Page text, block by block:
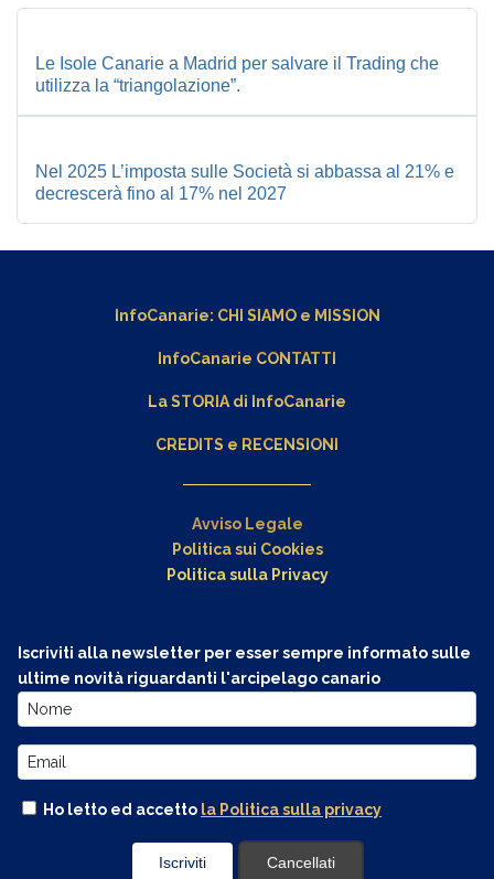
Le Isole Canarie a Madrid per salvare il Trading che
utilizza la “triangolazione”.
Nel 2025 L’imposta sulle Società si abbassa al 21% e
decrescerà fino al 17% nel 2027
InfoCanarie: CHI SIAMOe MISSION
InfoCanarie CONTATTI
La STORIA di InfoCanarie
CREDITS e RECENSIONI
Avviso Legale
Politica sui Cookies
Politica sulla Privacy
Iscriviti alla newsletter per esser sempre informato sulle
ultime novità riguardanti l'arcipelago canario
Ho letto ed accetto la Politica sulla privacy